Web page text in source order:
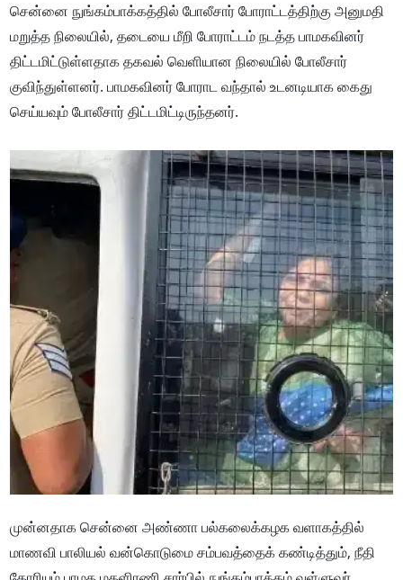
சென்னை நுங்கம்பாக்கத்தில் போலீசார் போராட்டத்திற்கு அனுமதி
மறுத்த நிலையில், தடையை மீறி போராட்டம் நடத்த பாமகவினர்
திட்டமிட்டுள்ளதாக தகவல் வெளியான நிலையில் போலீசார்
குவிந்துள்ளனர். பாமகவினர் போராட வந்தால் உடனடியாக கைது
செய்யவும் போலீசார் திட்டமிட்டிருந்தனர்.
முன்னதாக சென்னை அண்ணா பல்கலைக்கழக வளாகத்தில்
மாணவி பாலியல் வன்கொடுமை சம்பவத்தைக் கண்டித்தும், நீதி